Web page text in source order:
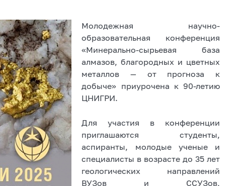
Молодежная научно-
образовательная конференция
«Минерально-сырьевая база
алмазов, благородных и цветных
металлов — от прогноза к
добыче» приурочена к 90-летию
ЦНИГРИ.
Для участия в конференции
приглашаются студенты,
аспиранты, молодые ученые и
специалисты в возрасте до 35 лет
геологических направлений
ВУЗов и ССУЗов,